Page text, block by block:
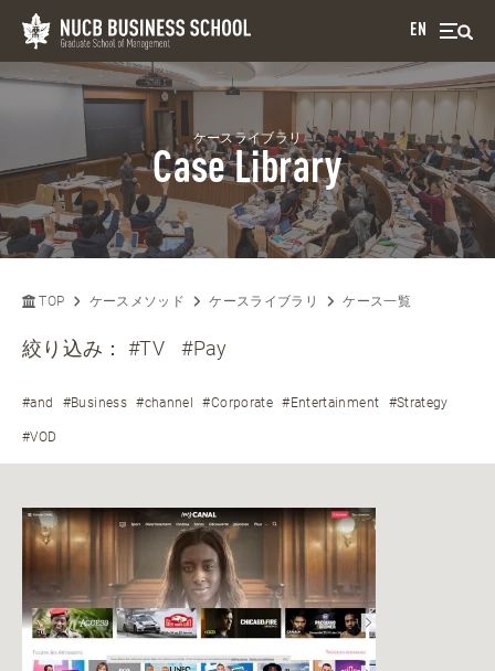
EN
ケースライブラリ
Case Library
TOP ケースメソッド ケースライブラリ ケース一覧
絞り込み：#TV #Pay
#and #Business #channel #Corporate #Entertainment #Strategy
#VOD